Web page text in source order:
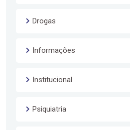
Drogas
Informações
Institucional
Psiquiatria